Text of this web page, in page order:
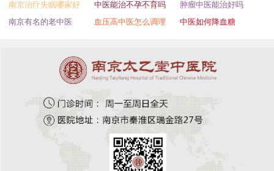
南京治疗失眠哪家好
中医能治不孕不育吗
肿瘤中医能治好吗
南京有名的老中医
血压高中医怎么调理 中医如何降血糖